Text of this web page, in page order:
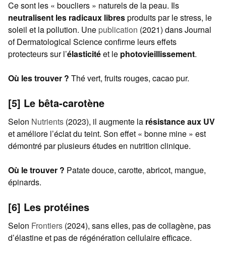
Ce sont les « boucliers » naturels de la peau. Ils
neutralisent les radicaux libresproduits par le stress, le
soleil et la pollution. Une publication (2021) dans Journal
of Dermatological Science confirme leurs effets
protecteurs sur l’élasticitéet le photovieillissement.
Où les trouver ? Thé vert, fruits rouges, cacao pur.
[5] Le bêta-carotène
Selon Nutrients (2023), il augmente la résistance aux UV
et améliore l’éclat du teint. Son effet « bonne mine » est
démontré par plusieurs études en nutrition clinique.
Où le trouver ? Patate douce, carotte, abricot, mangue,
épinards.
[6] Les protéines
Selon Frontiers (2024), sans elles, pas de collagène, pas
d’élastine et pas de régénération cellulaire efficace.